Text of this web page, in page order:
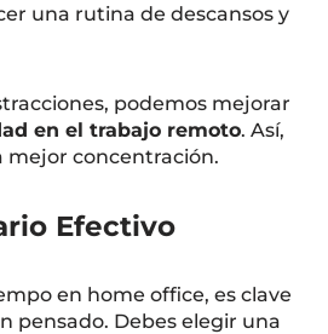
una rutina de descansos y
podemos mejorar
en el trabajo remoto. Así,
concentración.
Efectivo
en home office, es clave
pensado. Debes elegir una